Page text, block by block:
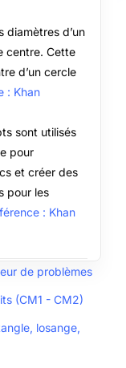
diamètres d’un
centre. Cette
d’un cercle
: Khan
sont utilisés
pour
et créer des
pour les
: Khan
de problèmes
(CM1 - CM2)
losange,